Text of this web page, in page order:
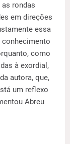
rondas
em direções
essa
como
à exordial,
autora, que,
um reflexo
Abreu